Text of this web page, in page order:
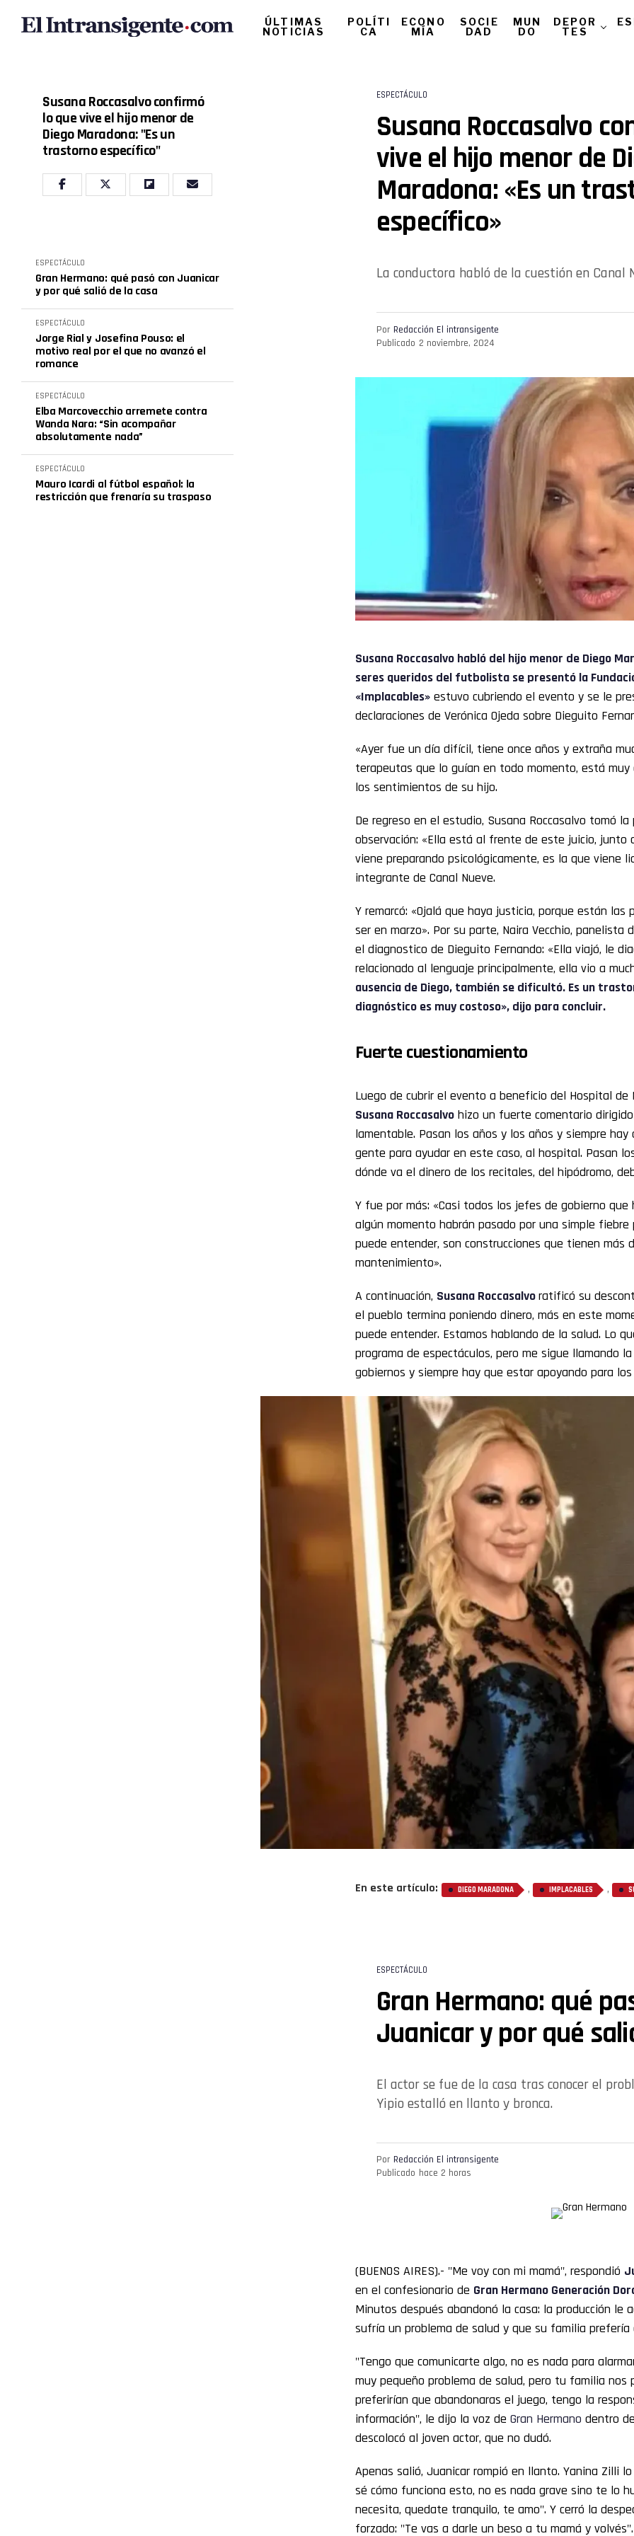
ÚLTIMAS
NOTICIAS
POLÍTI
CA
ECONO
MÍA
SOCIE
DAD
MUN
DO
DEPOR
TES
Susana Roccasalvo confirmó
lo que vive el hijo menor de
Diego Maradona: "Es un
trastorno específico"
ESPECTÁCULO
Gran Hermano: qué pasó con Juanicar
y por qué salió de la casa
ESPECTÁCULO
Jorge Rial y Josefina Pouso: el
motivo real por el que no avanzó el
romance
ESPECTÁCULO
Elba Marcovecchio arremete contra
Wanda Nara: “Sin acompañar
absolutamente nada”
ESPECTÁCULO
Mauro Icardi al fútbol español: la
restricción que frenaría su traspaso
ESPECTÁCULO
Susana Roccasalvo
vive el hijo menor de
Maradona: «Es un
específico»
La conductora habló de la cuestión en Canal
Por Redacción El intransigente
Publicado 2 noviembre, 2024
Susana Roccasalvo habló del hijo menor de Diego
seres queridos del futbolista se presentó la
«Implacables» estuvo cubriendo el evento y se le
declaraciones de Verónica Ojeda sobre Dieguito
«Ayer fue un día difícil, tiene once años y extraña
terapeutas que lo guían en todo momento, está muy
los sentimientos de su hijo.
De regreso en el estudio, Susana Roccasalvo tomó
observación: «Ella está al frente de este juicio, junto
viene preparando psicológicamente, es la que viene
integrante de Canal Nueve.
Y remarcó: «Ojalá que haya justicia, porque están
ser en marzo». Por su parte, Naira Vecchio, panelista
el diagnostico de Dieguito Fernando: «Ella viajó, le
relacionado al lenguaje principalmente, ella vio a
ausencia de Diego, también se dificultó. Es un
diagnóstico es muy costoso», dijo para concluir.
Fuerte cuestionamiento
Luego de cubrir el evento a beneficio del Hospital de
Susana Roccasalvo hizo un fuerte comentario
lamentable. Pasan los años y los años y siempre
gente para ayudar en este caso, al hospital. Pasan
dónde va el dinero de los recitales, del hipódromo,
Y fue por más: «Casi todos los jefes de gobierno
algún momento habrán pasado por una simple fiebre
puede entender, son construcciones que tienen más
mantenimiento».
A continuación, Susana Roccasalvoratificó su
el pueblo termina poniendo dinero, más en este
puede entender. Estamos hablando de la salud. Lo
programa de espectáculos, pero me sigue llamando
gobiernos y siempre hay que estar apoyando para
En este artículo: DIEGO MARADONA , IMPLACABLES ,
ESPECTÁCULO
Gran Hermano: qué
Juanicar y por qué
El actor se fue de la casa tras conocer el
Yipio estalló en llanto y bronca.
Por Redacción El intransigente
Publicado hace 2 horas
(BUENOS AIRES).- "Me voy con mi mamá", respondió
en el confesionario de Gran Hermano Generación
Minutos después abandonó la casa: la producción le
sufría un problema de salud y que su familia prefería
"Tengo que comunicarte algo, no es nada para
muy pequeño problema de salud, pero tu familia nos
preferirían que abandonaras el juego, tengo la
información", le dijo la voz de Gran Hermano dentro
descolocó al joven actor, que no dudó.
Apenas salió, Juanicar rompió en llanto. Yanina Zilli
sé cómo funciona esto, no es nada grave sino te lo
necesita, quedate tranquilo, te amo". Y cerró la
forzado: "Te vas a darle un beso a tu mamá y volvés".